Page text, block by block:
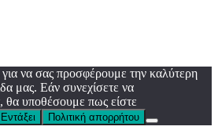
να σας προσφέρουμε την καλύτερη
μας. Εάν συνεχίσετε να
θα υποθέσουμε πως είστε
Εντάξει Πολιτική απορρήτου